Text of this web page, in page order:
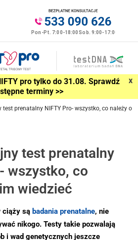
pro tylko do 31.08. Sprawdź
terminy >>
x
test prenatalny NIFTY Pro- wszystko, co należy o
test prenatalny
wszystko, co
wiedzieć
ciąży są badania prenatalne, nie
nikogo. Testy takie pozwalają
i wad genetycznych jeszcze